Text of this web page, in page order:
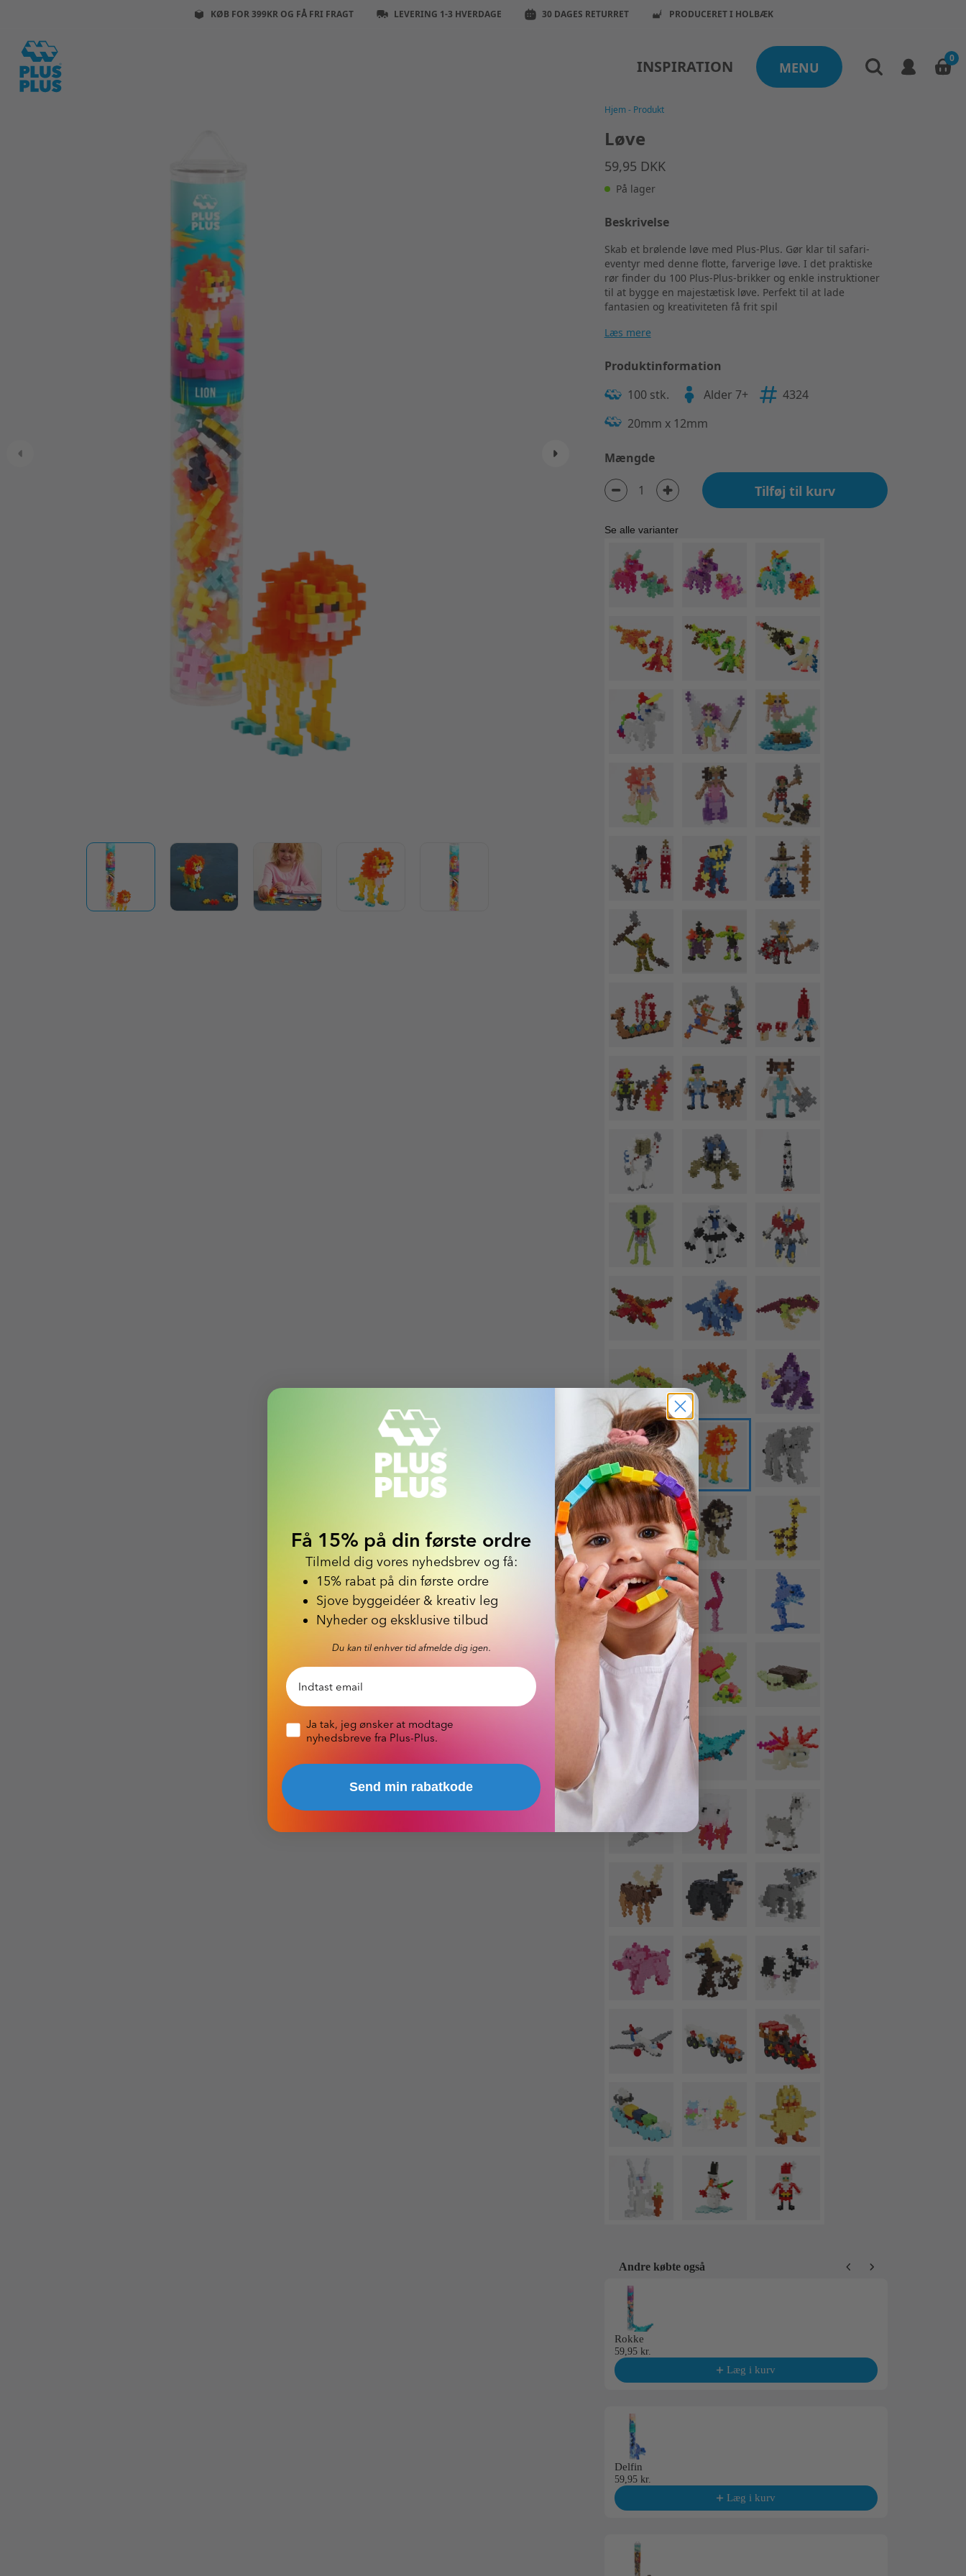
KØB FOR 399KR OG FÅ FRI FRAGT LEVERING 1-3 HVERDAGE 30 DAGES RETURRET PRODUCERET I HOLBÆK
INSPIRATION MENU
0
Hjem- Produkt
Løve
59,95 DKK
På lager
Beskrivelse
Skab et brølende løve med Plus-Plus. Gør klar til safari-
eventyr med denne flotte, farverige løve. I det praktiske
rør finder du 100 Plus-Plus-brikker og enkle instruktioner
til at bygge en majestætisk løve. Perfekt til at lade
fantasien og kreativiteten få frit spil
Læs mere
Produktinformation
100 stk.
Alder 7+
4324
20mm x 12mm
Mængde
Tilføj til kurv
Se alle varianter
Andre købte også
Use the Previous and Next buttons to navigate through product
Rokke
59,95 kr.
Læg i kurv
Delfin
59,95 kr.
Læg i kurv
Få 15% på din første ordre
Tilmeld dig vores nyhedsbrev og få:
15% rabat på din første ordre
Sjove byggeidéer & kreativ leg
Nyheder og eksklusive tilbud
Du kan til enhver tid afmelde dig igen.
Email
Pop-up nyhedsbrev
Ja tak, jeg ønsker at modtage
nyhedsbreve fra Plus-Plus.
Send min rabatkode